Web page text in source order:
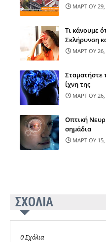
ΜΑΡΤΙΟΥ 29,
Τι κάνουμε
Σκλήρυνση
ΜΑΡΤΙΟΥ 26,
Σταματήστε
ίχνη της
ΜΑΡΤΙΟΥ 26,
Οπτική
σημάδια
ΜΑΡΤΙΟΥ 15,
ΣΧΟΛΙΑ
0 Σχόλια